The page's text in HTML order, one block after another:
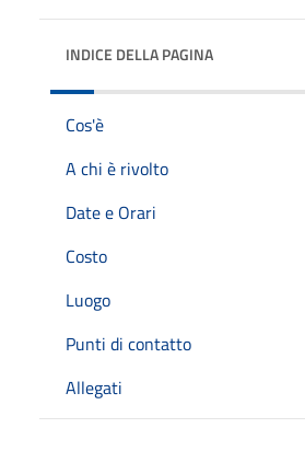
INDICE DELLA PAGINA
Cos'è
A chi è rivolto
Date e Orari
Costo
Luogo
Punti di contatto
Allegati